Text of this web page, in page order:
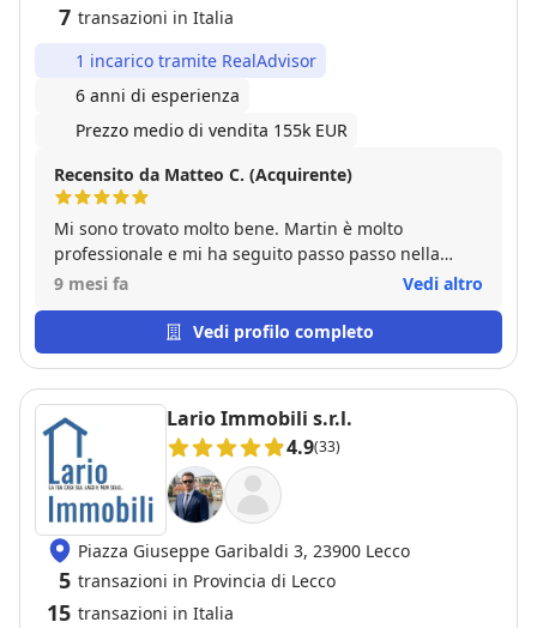
7 transazioni in Italia
1 incarico tramite RealAdvisor
6 anni di esperienza
Prezzo medio di vendita 155k EUR
Recensito da Matteo C. (Acquirente)
Mi sono trovato molto bene. Martin è molto
professionale e mi ha seguito passo passo nella
ricerca trovando la soluzione che cercavo da tempo.
9 mesi fa Vedi altro
Vedi profilo completo
Lario Immobili s.r.l.
4.9(33)
Piazza Giuseppe Garibaldi 3, 23900 Lecco
5 transazioni in Provincia di Lecco
15 transazioni in Italia